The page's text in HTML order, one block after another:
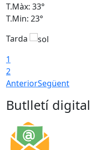
T.Màx: 33°
T.Min: 23°
Tarda
1
2
AnteriorSegüent
Butlletí digital